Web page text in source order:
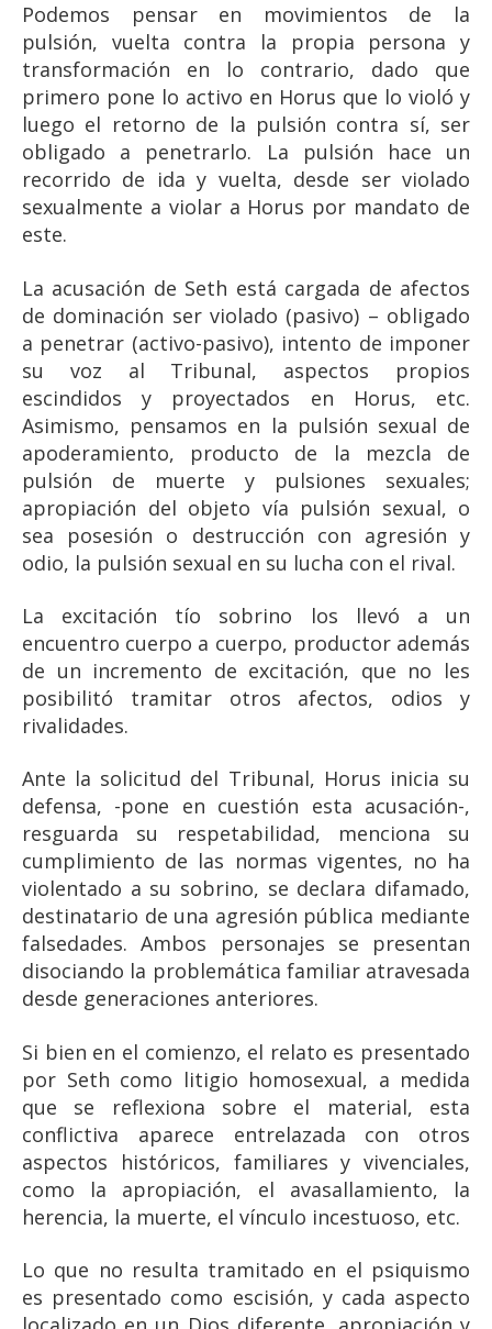
Podemos pensar en movimientos de la
pulsión, vuelta contra la propia persona y
transformación en lo contrario, dado que
primero pone lo activo en Horus que lo violó y
luego el retorno de la pulsión contra sí, ser
obligado a penetrarlo. La pulsión hace un
recorrido de ida y vuelta, desde ser violado
sexualmente a violar a Horus por mandato de
este.
La acusación de Seth está cargada de afectos
de dominación ser violado (pasivo) – obligado
a penetrar (activo-pasivo), intento de imponer
su voz al Tribunal, aspectos propios
escindidos y proyectados en Horus, etc.
Asimismo, pensamos en la pulsión sexual de
apoderamiento, producto de la mezcla de
pulsión de muerte y pulsiones sexuales;
apropiación del objeto vía pulsión sexual, o
sea posesión o destrucción con agresión y
odio, la pulsión sexual en su lucha con el rival.
La excitación tío sobrino los llevó a un
encuentro cuerpo a cuerpo, productor además
de un incremento de excitación, que no les
posibilitó tramitar otros afectos, odios y
rivalidades.
Ante la solicitud del Tribunal, Horus inicia su
defensa, -pone en cuestión esta acusación-,
resguarda su respetabilidad, menciona su
cumplimiento de las normas vigentes, no ha
violentado a su sobrino, se declara difamado,
destinatario de una agresión pública mediante
falsedades. Ambos personajes se presentan
disociando la problemática familiar atravesada
desde generaciones anteriores.
Si bien en el comienzo, el relato es presentado
por Seth como litigio homosexual, a medida
que se reflexiona sobre el material, esta
conflictiva aparece entrelazada con otros
aspectos históricos, familiares y vivenciales,
como la apropiación, el avasallamiento, la
herencia, la muerte, el vínculo incestuoso, etc.
Lo que no resulta tramitado en el psiquismo
es presentado como escisión, y cada aspecto